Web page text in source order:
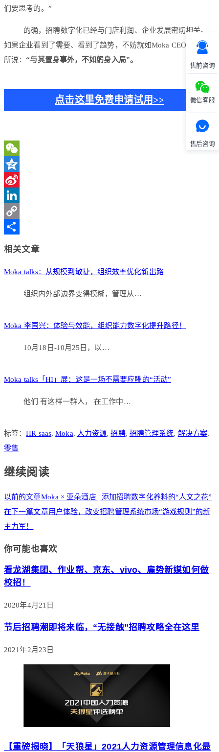
售前咨询
微信客服
售后咨询
们要思考的。”
的确，招聘数字化已经与门店利润、企业发展密切相关。
如果企业看到了需要、看到了趋势，不妨就如Moka CEO李国兴
所说：“与其置身事外，不如躬身入局”。
点击这里免费申请试用>>
WeChat
Qzone
Sina
Weibo
LinkedIn
Copy
相关文章
Moka talks：从规模到敏捷，组织效率优化新出路
组织内外部边界变得模糊，管理从…
Moka 李国兴：体验与效能，组织能力数字化提升路径！
10月18日-10月25日，以…
Moka talks「HI」展：这是一场不需要应酬的“活动”
他们 有这样一群人， 在工作中…
标签：HR saas,Moka, 人力资源,招聘, 招聘管理系统, 解决方案,
零售
继续阅读
以前的文章Moka × 亚朵酒店 | 添加招聘数字化养料的“人文之花”
在下一篇文章用户体验，改变招聘管理系统市场“游戏规则”的新
主力军！
你可能也喜欢
看龙湖集团、作业帮、京东、vivo、雇势新媒如何做
校招！
2020年4月21日
节后招聘潮即将来临，“无接触”招聘攻略全在这里
2021年2月23日
【重磅揭晓】「天狼星」2021人力资源管理信息化最